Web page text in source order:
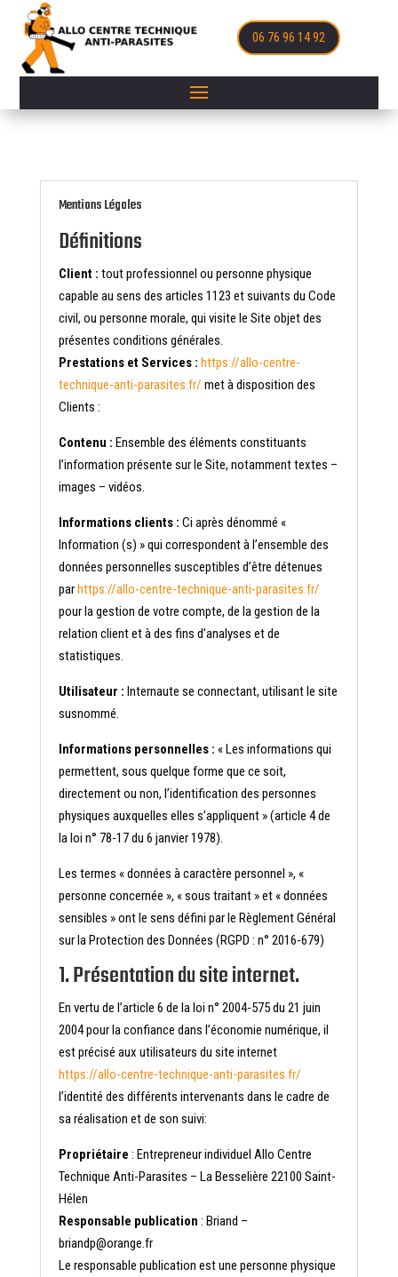
06 76 96 14 92
Mentions Légales
Définitions
Client : tout professionnel ou personne physique
capable au sens des articles 1123 et suivants du Code
civil, ou personne morale, qui visite le Site objet des
présentes conditions générales.
Prestations et Services : https://allo-centre-
technique-anti-parasites.fr/ met à disposition des
Clients :
Contenu : Ensemble des éléments constituants
l’information présente sur le Site, notamment textes –
images – vidéos.
Informations clients : Ci après dénommé «
Information (s) » qui correspondent à l’ensemble des
données personnelles susceptibles d’être détenues
parhttps://allo-centre-technique-anti-parasites.fr/
pour la gestion de votre compte, de la gestion de la
relation client et à des fins d’analyses et de
statistiques.
Utilisateur : Internaute se connectant, utilisant le site
susnommé.
Informations personnelles : « Les informations qui
permettent, sous quelque forme que ce soit,
directement ou non, l’identification des personnes
physiques auxquelles elles s’appliquent » (article 4 de
la loi n° 78-17 du 6 janvier 1978).
Les termes « données à caractère personnel », «
personne concernée », « sous traitant » et « données
sensibles » ont le sens défini par le Règlement Général
sur la Protection des Données (RGPD : n° 2016-679)
1. Présentation du site internet.
En vertu de l’article 6 de la loi n° 2004-575 du 21 juin
2004 pour la confiance dans l’économie numérique, il
est précisé aux utilisateurs du site internet
https://allo-centre-technique-anti-parasites.fr/
l’identité des différents intervenants dans le cadre de
sa réalisation et de son suivi:
Propriétaire : Entrepreneur individuel Allo Centre
Technique Anti-Parasites – La Besselière 22100 Saint-
Hélen
Responsable publication : Briand –
briandp@orange.fr
Le responsable publication est une personne physique